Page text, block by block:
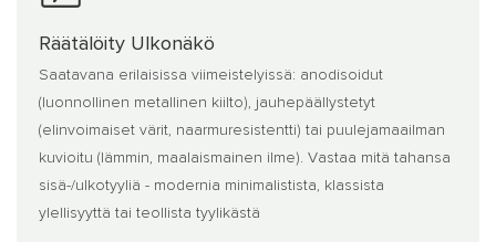
Räätälöity Ulkonäkö
Saatavana erilaisissa viimeistelyissä: anodisoidut
(luonnollinen metallinen kiilto), jauhepäällystetyt
(elinvoimaiset värit, naarmuresistentti) tai puulejamaailman
kuvioitu (lämmin, maalaismainen ilme). Vastaa mitä tahansa
sisä-/ulkotyyliä - modernia minimalistista, klassista
ylellisyyttä tai teollista tyylikästä